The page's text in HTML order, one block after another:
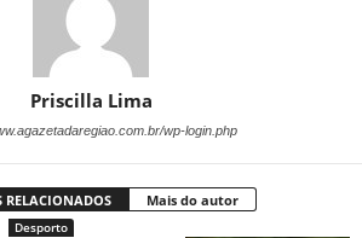
Priscilla Lima
wp-login.php
RELACIONADOS Mais do autor
Desporto